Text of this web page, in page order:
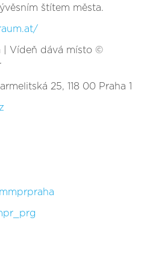
štítem města.
| Vídeň dává místo ©
25, 118 00 Praha 1